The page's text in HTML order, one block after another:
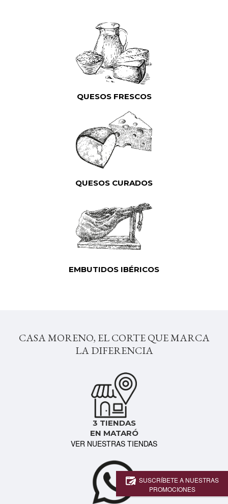
QUESOS FRESCOS
QUESOS CURADOS
EMBUTIDOS IBÉRICOS
CASA MORENO, EL CORTE QUE MARCA
LA DIFERENCIA
3 TIENDAS
EN MATARÓ
VER NUESTRAS TIENDAS
SUSCRÍBETE A NUESTRAS
PROMOCIONES